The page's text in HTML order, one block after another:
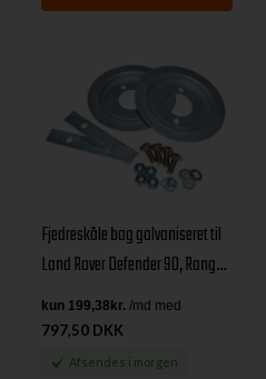
Fjedreskåle bag galvaniseret til
Land Rover Defender 90, Range
Rover Classic & Discovery I
797,50 DKK
Afsendes i morgen